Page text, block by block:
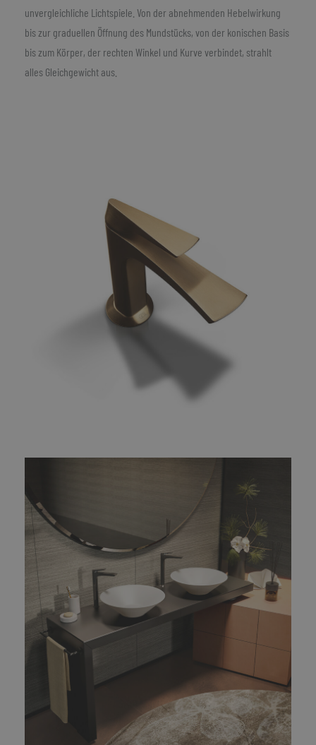
unvergleichliche Lichtspiele. Von der abnehmenden Hebelwirkung
bis zur graduellen Öffnung des Mundstücks, von der konischen Basis
bis zum Körper, der rechten Winkel und Kurve verbindet, strahlt
alles Gleichgewicht aus.